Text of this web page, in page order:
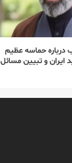
درباره حماسه عظیم
ایران و تبیین مسائل